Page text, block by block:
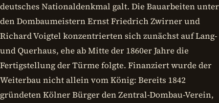
deutsches Nationaldenkmal galt. Die Bauarbeiten unter
den Dombaumeistern Ernst Friedrich Zwirner und
Richard Voigtel konzentrierten sich zunächst auf Lang-
und Querhaus, ehe ab Mitte der 1860er Jahre die
Fertigstellung der Türme folgte. Finanziert wurde der
Weiterbau nicht allein vom König: Bereits 1842
gründeten Kölner Bürger den Zentral-Dombau-Verein,